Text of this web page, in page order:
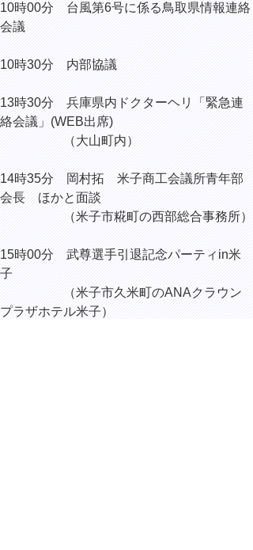
10時00分 台風第6号に係る鳥取県情報連絡
会議
10時30分 内部協議
13時30分 兵庫県内ドクターヘリ「緊急連
絡会議」(WEB出席)
（大山町内）
14時35分 岡村拓 米子商工会議所青年部
会長 ほかと面談
（米子市糀町の西部総合事務所）
15時00分 武尊選手引退記念パーティin米
子
（米子市久米町のANAクラウン
プラザホテル米子）